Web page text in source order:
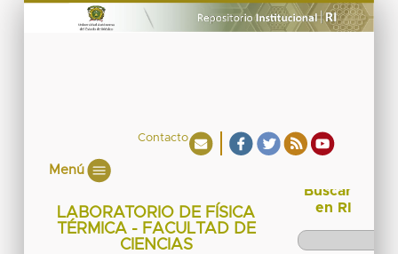
Contacto
Menú
LABORATORIO DE FÍSICA
TÉRMICA - FACULTAD DE
CIENCIAS
Buscar
en RI